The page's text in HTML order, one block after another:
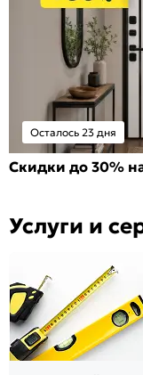
Осталось 23 дня
Скидки до 30%
Услуги и